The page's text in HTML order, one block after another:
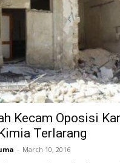
Kecam Oposisi
Terlarang
- March 10, 2016